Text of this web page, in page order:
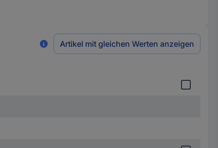
Artikel mit gleichen Werten anzeigen